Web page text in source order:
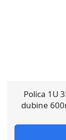
Polica 1U
dubine